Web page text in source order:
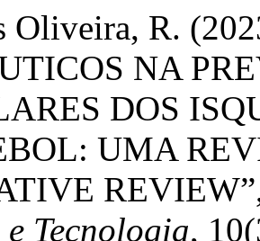
Oliveira, R.
NA
DOS
UMA
Tecnologia,